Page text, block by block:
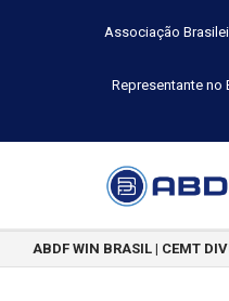
Associação
Representante no
ABDF WIN BRASIL | CEMT